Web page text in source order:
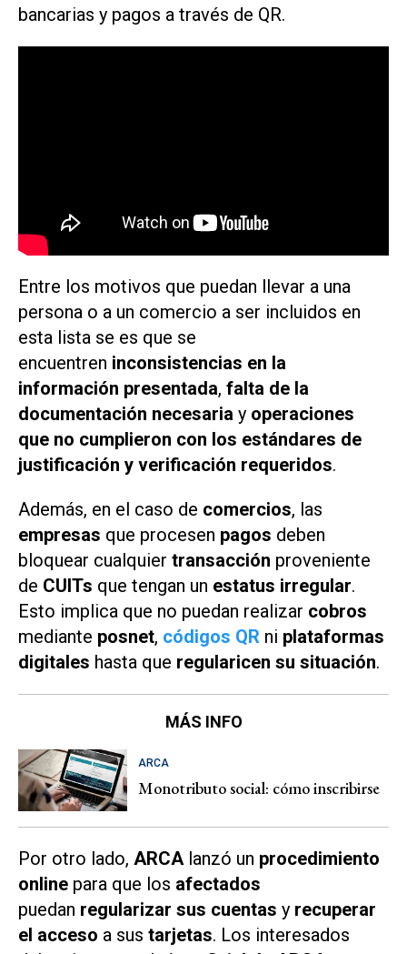
bancarias y pagos a través de QR.
Entre los motivos que puedan llevar a una
persona o a un comercio a ser incluidos en
esta lista se es que se
encuentren inconsistencias en la
información presentada, falta de la
documentación necesaria y operaciones
que no cumplieron con los estándares de
justificación y verificación requeridos.
Además, en el caso de comercios, las
empresas que procesen pagos deben
bloquear cualquier transacción proveniente
de CUITs que tengan un estatus irregular.
Esto implica que no puedan realizar cobros
mediante posnet, códigos QR ni plataformas
digitales hasta que regularicen su situación.
MÁS INFO
ARCA
Monotributo social: cómo inscribirse
Por otro lado, ARCAlanzó un procedimiento
online para que los afectados
puedan regularizar sus cuentas y recuperar
el acceso a sus tarjetas. Los interesados